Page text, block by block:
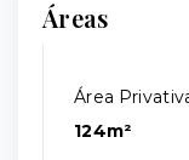
Áreas
Área
124m²